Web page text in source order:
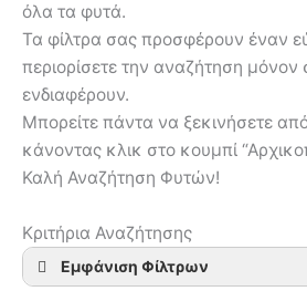
όλα τα φυτά.
Τα φίλτρα σας προσφέρουν έναν
περιορίσετε την αναζήτηση
ενδιαφέρουν.
Μπορείτε πάντα να ξεκινήσετε
κάνοντας κλικ στο κουμπί
Καλή Αναζήτηση Φυτών!
Κριτήρια Αναζήτησης
Εμφάνιση Φίλτρων